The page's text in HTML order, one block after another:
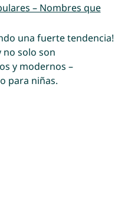
– Nombres que
una fuerte tendencia!
no solo son
y modernos –
para niñas.